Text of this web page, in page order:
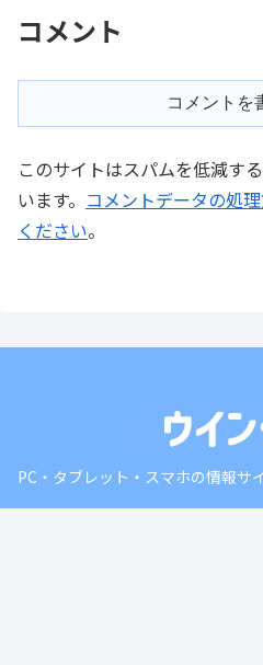
コメント
コメントを
このサイトはスパムを低減す
います。 コメントデータの処
ください。
PC・タブレット・スマホの情報